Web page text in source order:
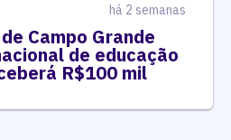
há 2 semanas
Campo Grande
de educação
R$100 mil